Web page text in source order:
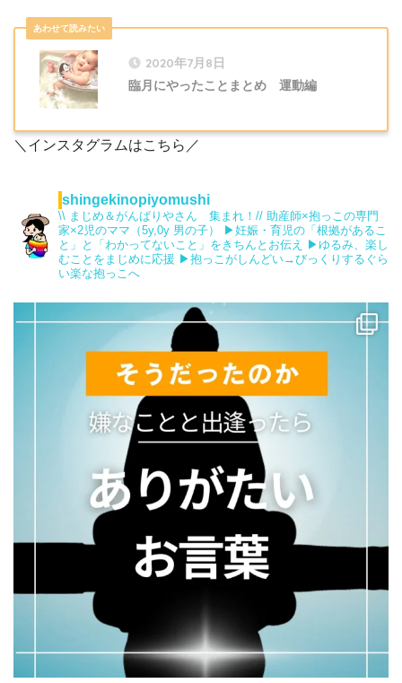
2020年7月8日
臨月にやったことまとめ 運動編
＼インスタグラムはこちら／
shingekinopiyomushi
\\ まじめ＆がんばりやさん 集まれ！// 助産師×抱っこの専門
家×2児のママ（5y,0y 男の子）
▶︎妊娠・育児の「根拠があるこ
と」と「わかってないこと」をきちんとお伝え
▶︎ゆるみ、楽し
むことをまじめに応援 ▶抱っこがしんどい→びっくりするぐら
い楽な抱っこへ